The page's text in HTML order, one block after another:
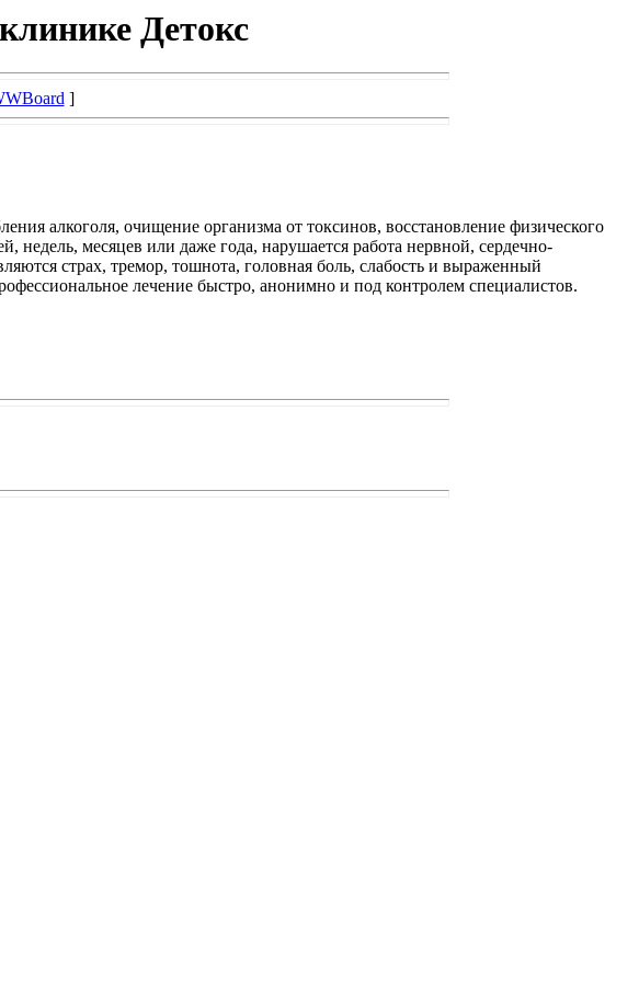
Детокс
]
алкоголя, очищение организма от токсинов, восстановление физического
месяцев или даже года, нарушается работа нервной, сердечно-
страх, тремор, тошнота, головная боль, слабость и выраженный
лечение быстро, анонимно и под контролем специалистов.